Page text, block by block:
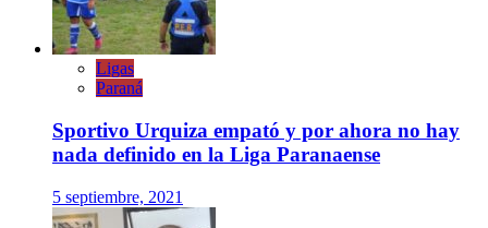
Ligas
Paraná
Sportivo Urquiza empató y por ahora no hay
nada definido en la Liga Paranaense
5 septiembre, 2021